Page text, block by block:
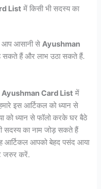
List में किसी भी सदस्य का
आप आसानी सेAyushman
सकते हैं और लाभ उठा सकते हैं.
Ayushman Card List में
इस आर्टिकल को ध्यान से
को ध्यान से फॉलो करके घर बैठे
सदस्य का नाम जोड़ सकते हैं
आर्टिकल आपको बेहद पसंद आया
जरुर करें.